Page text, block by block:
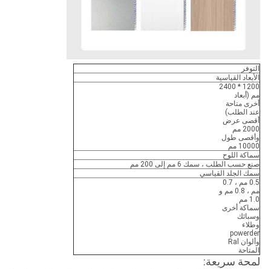
التوفر
الأبعاد القياسية
1200 * 2400
مم (أبعاد
أخرى متاحة
عند الطلب)
أقصى عرض
2000 مم
وأقصى طول
10000 مم
سماكة اللوح
صنع حسب الطلب ، سمك 6 مم إلى 200 مم
سمك الجلد القياسي
0.5 مم ، 0.7
مم ، 0.8 مم و
1.0 مم
سماكة أخرى
وسبائك
وطلاء
powerder
وألوان Ral
المتاحة
لمحة سريعة: